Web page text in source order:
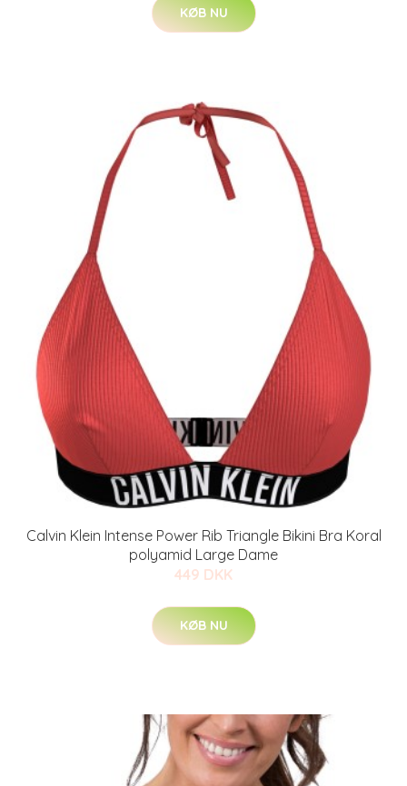
KØB NU
Calvin Klein Intense Power Rib Triangle Bikini Bra Koral
polyamid Large Dame
449 DKK
KØB NU